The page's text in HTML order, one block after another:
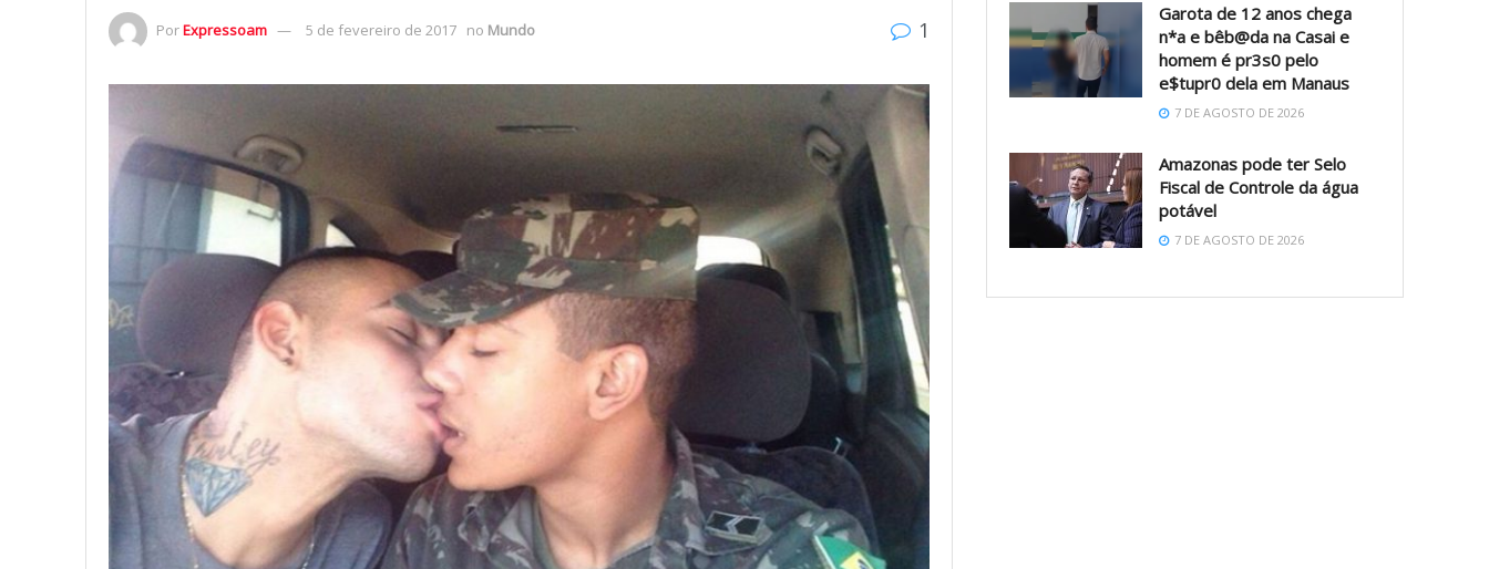
PorExpressoam 5 de fevereiro de 2017 no Mundo 1
Garota de 12 anos chega
n*a e bêb@da na Casai e
homem é pr3s0 pelo
e$tupr0 dela em Manaus
7 DE AGOSTO DE 2026
Amazonas pode ter Selo
Fiscal de Controle da água
potável
7 DE AGOSTO DE 2026